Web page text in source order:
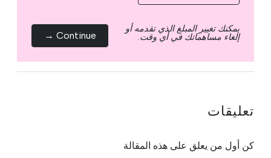
يمكنك تغيير المبلغ الذي تقدمه أو
إلغاء مساهماتك في أي وقت. Continue →
تعليقات
كن أول من يعلق على هذه المقالة